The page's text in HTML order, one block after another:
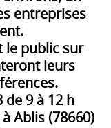
entreprises
le public sur
leurs
9 à 12 h
à Ablis (78660)